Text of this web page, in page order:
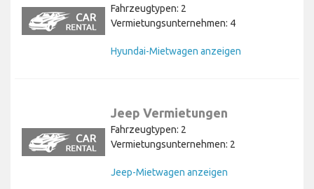
Fahrzeugtypen: 2
Vermietungsunternehmen: 4
Hyundai-Mietwagen anzeigen
Jeep Vermietungen
Fahrzeugtypen: 2
Vermietungsunternehmen: 2
Jeep-Mietwagen anzeigen